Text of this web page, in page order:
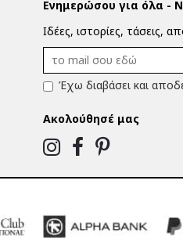
Ενημερώσου για όλα -
Ιδέες, ιστορίες, τάσεις,
Έχω διαβάσει και
Ακολούθησέ μας